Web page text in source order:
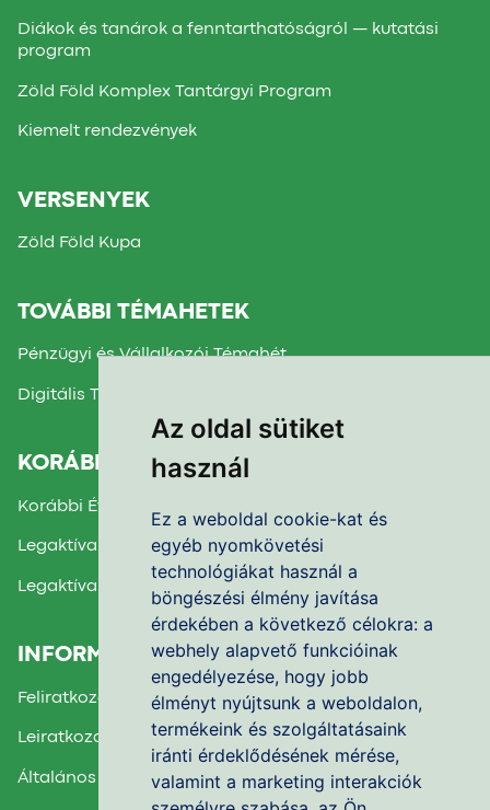
Az oldal sütiket
használ
Ez a weboldal cookie-kat és
egyéb nyomkövetési
technológiákat használ a
böngészési élmény javítása
érdekében a következő célokra: a
webhely alapvető funkcióinak
engedélyezése, hogy jobb
élményt nyújtsunk a weboldalon,
termékeink és szolgáltatásaink
iránti érdeklődésének mérése,
valamint a marketing interakciók
Diákok és tanárok a fenntarthatóságról — kutatási
program
Zöld Föld Komplex Tantárgyi Program
Kiemelt rendezvények
VERSENYEK
Zöld Föld Kupa
TOVÁBBI TÉMAHETEK
Pénzügyi és Vállalkozói Témahét
Digitális Témahét
KORÁBBI TÉMAHETEK
Korábbi Évek Beszámolói
Legaktívabb Iskola díj 2025.
Legaktívabb Iskola díj 2024.
INFORMÁCIÓK
Feliratkozás a Hírlevélre
Leiratkozás a Hírlevélről
Általános Felhasználási Feltételek